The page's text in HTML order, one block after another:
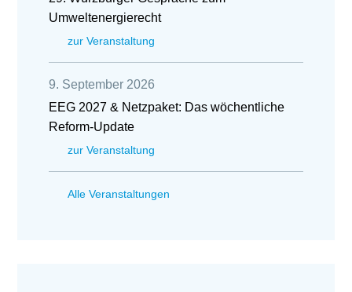
Umweltenergierecht
zur Veranstaltung
9. September 2026
EEG 2027 & Netzpaket: Das wöchentliche
Reform-Update
zur Veranstaltung
Alle Veranstaltungen